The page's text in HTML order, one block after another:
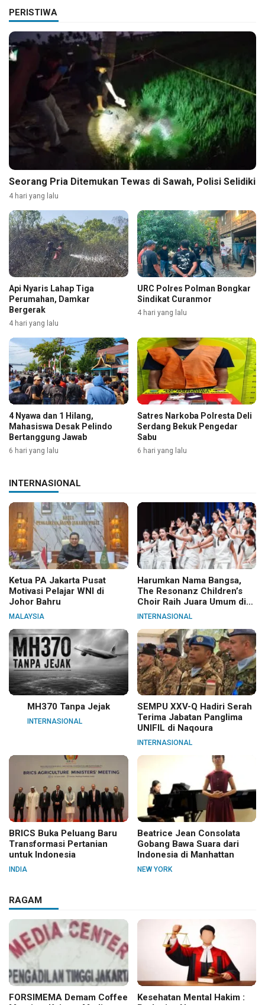
PERISTIWA
Seorang Pria Ditemukan Tewas di Sawah, Polisi Selidiki
4 hari yang lalu
Api Nyaris Lahap Tiga
Perumahan, Damkar
Bergerak
4 hari yang lalu
URC Polres Polman Bongkar
Sindikat Curanmor
4 hari yang lalu
4 Nyawa dan 1 Hilang,
Mahasiswa Desak Pelindo
Bertanggung Jawab
6 hari yang lalu
Satres Narkoba Polresta Deli
Serdang Bekuk Pengedar
Sabu
6 hari yang lalu
INTERNASIONAL
Ketua PA Jakarta Pusat
Motivasi Pelajar WNI di
Johor Bahru
MALAYSIA
Harumkan Nama Bangsa,
The Resonanz Children’s
Choir Raih Juara Umum di
Hungaria
INTERNASIONAL
MH370 Tanpa Jejak
INTERNASIONAL
SEMPU XXV-Q Hadiri Serah
Terima Jabatan Panglima
UNIFIL di Naqoura
INTERNASIONAL
BRICS Buka Peluang Baru
Transformasi Pertanian
untuk Indonesia
INDIA
Beatrice Jean Consolata
Gobang Bawa Suara dari
Indonesia di Manhattan
NEW YORK
RAGAM
FORSIMEMA Demam Coffee
Kesehatan Mental Hakim :